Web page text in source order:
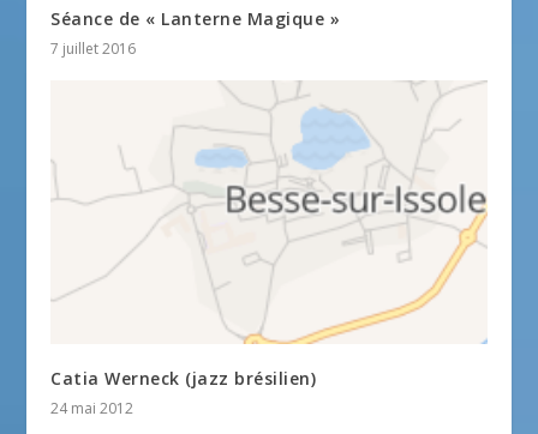
Séance de « Lanterne Magique »
7 juillet 2016
Catia Werneck (jazz brésilien)
24 mai 2012